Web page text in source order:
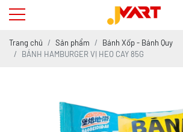
Trang chủ Sản phẩm
Bánh Xốp - Bánh Quy
BÁNH HAMBURGER VỊ HEO CAY 85G